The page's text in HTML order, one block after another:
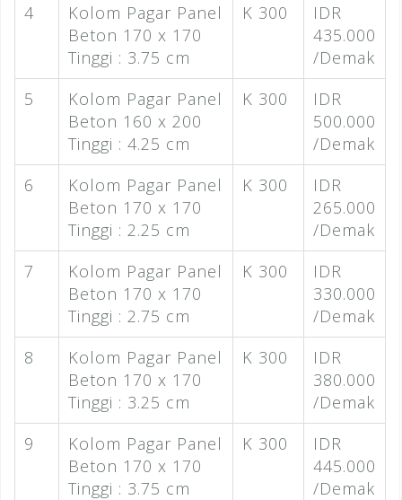
4
Kolom Pagar Panel
Beton 170 x 170
Tinggi : 3.75 cm
K 300
IDR
435.000
/Demak
5
Kolom Pagar Panel
Beton 160 x 200
Tinggi : 4.25 cm
K 300
IDR
500.000
/Demak
6
Kolom Pagar Panel
Beton 170 x 170
Tinggi : 2.25 cm
K 300
IDR
265.000
/Demak
7
Kolom Pagar Panel
Beton 170 x 170
Tinggi : 2.75 cm
K 300
IDR
330.000
/Demak
8
Kolom Pagar Panel
Beton 170 x 170
Tinggi : 3.25 cm
K 300
IDR
380.000
/Demak
9
Kolom Pagar Panel
Beton 170 x 170
Tinggi : 3.75 cm
K 300
IDR
445.000
/Demak